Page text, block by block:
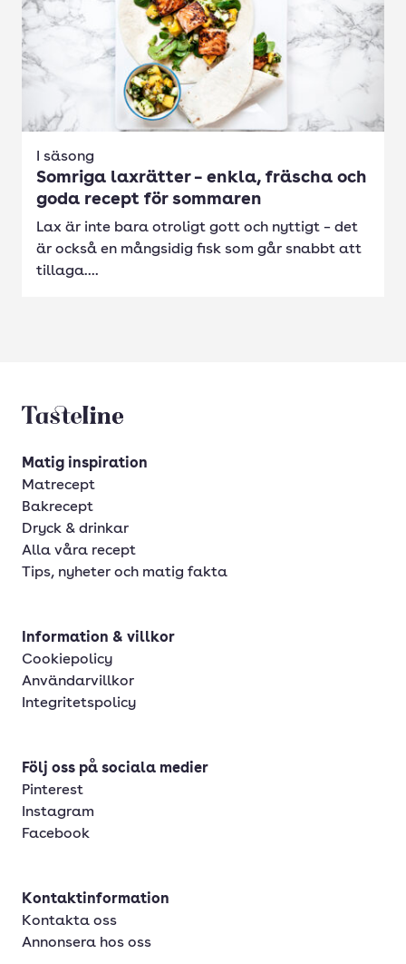
I säsong
Somriga laxrätter – enkla, fräscha och
goda recept för sommaren
Lax är inte bara otroligt gott och nyttigt – det
är också en mångsidig fisk som går snabbt att
tillaga....
Tasteline startsida
Matig inspiration
Matrecept
Bakrecept
Dryck & drinkar
Alla våra recept
Tips, nyheter och matig fakta
Information & villkor
Cookiepolicy
Användarvillkor
Integritetspolicy
Följ oss på sociala medier
Pinterest
Instagram
Facebook
Kontaktinformation
Kontakta oss
Annonsera hos oss